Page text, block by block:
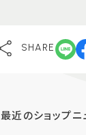
SHARE
最近のショップニ